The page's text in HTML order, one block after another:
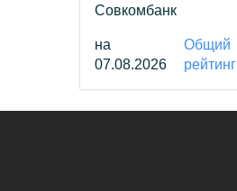
Совкомбанк
на
07.08.2026
Общий
рейтинг